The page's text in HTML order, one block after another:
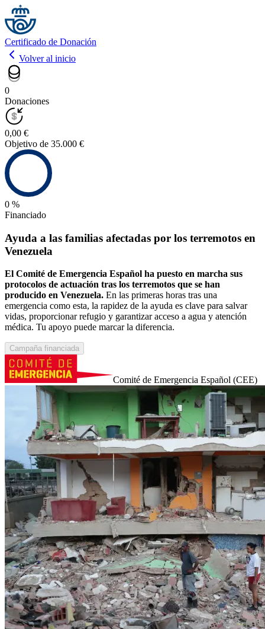
Certificado de Donación
Volver al inicio
0
Donaciones
0,00 €
Objetivo de 35.000 €
0 %
Financiado
Ayuda a las familias afectadas por los terremotos en
Venezuela
El Comité de Emergencia Español ha puesto en marcha sus
protocolos de actuación tras los terremotos que se han
producido en Venezuela. En las primeras horas tras una
emergencia como esta, la rapidez de la ayuda es clave para salvar
vidas, proporcionar refugio y garantizar acceso a agua y atención
médica. Tu apoyo puede marcar la diferencia.
Campaña financiada
Comité de Emergencia Español (CEE)